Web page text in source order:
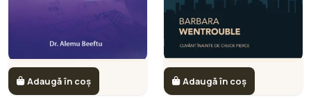
Adaugă în coș Adaugă în coș